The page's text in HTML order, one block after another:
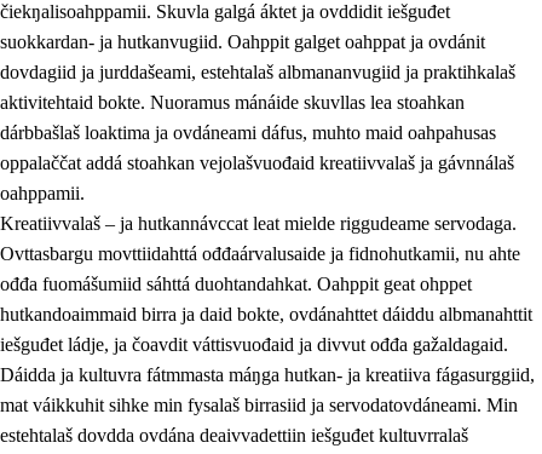
1.1 Olmmošárvu
1.2 Identitehta ja kultuvrralaš girjáivuohta
1.3 Kritihkalaš jurddašeapmi ja ehtalaš diđolašvuohta
1.4 Hutkanillu, beroštupmi ja suokkardanhuovva
1.5
1.6 Demokratiija ja mielváikkuheapmi
čiekŋalisoahppamii. Skuvla galgá áktet ja ovddidit iešguđet
suokkardan- ja hutkanvugiid. Oahppit galget oahppat ja ovdánit
dovdagiid ja jurddašeami, estehtalaš albmananvugiid ja praktihkalaš
aktivitehtaid bokte. Nuoramus mánáide skuvllas lea stoahkan
dárbbašlaš loaktima ja ovdáneami dáfus, muhto maid oahpahusas
oppalaččat addá stoahkan vejolašvuođaid kreatiivvalaš ja gávnnálaš
oahppamii.
Kreatiivvalaš – ja hutkannávccat leat mielde riggudeame servodaga.
Ovttasbargu movttiidahttá ođđaárvalusaide ja fidnohutkamii, nu ahte
ođđa fuomášumiid sáhttá duohtandahkat. Oahppit geat ohppet
hutkandoaimmaid birra ja daid bokte, ovdánahttet dáiddu albmanahttit
iešguđet ládje, ja čoavdit váttisvuođaid ja divvut ođđa gažaldagaid.
Dáidda ja kultuvra fátmmasta máŋga hutkan- ja kreatiiva fágasurggiid,
mat váikkuhit sihke min fysalaš birrasiid ja servodatovdáneami. Min
estehtalaš dovdda ovdána deaivvadettiin iešguđet kultuvrralaš